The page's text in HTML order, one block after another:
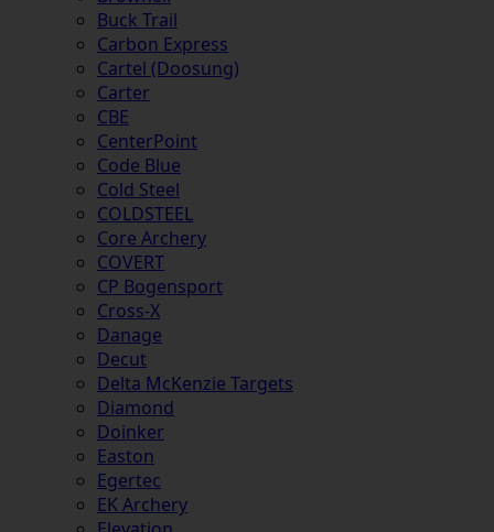
Buck Trail
Carbon Express
Cartel (Doosung)
Carter
CBE
CenterPoint
Code Blue
Cold Steel
COLDSTEEL
Core Archery
COVERT
CP Bogensport
Cross-X
Danage
Decut
Delta McKenzie Targets
Diamond
Doinker
Easton
Egertec
EK Archery